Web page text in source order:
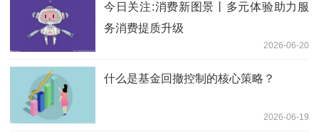
今日关注:消费新图景丨多元体验助力服
务消费提质升级
2026-06-20
什么是基金回撤控制的核心策略？
2026-06-19